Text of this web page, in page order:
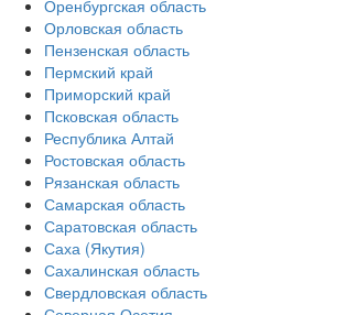
Оренбургская область
Орловская область
Пензенская область
Пермский край
Приморский край
Псковская область
Республика Алтай
Ростовская область
Рязанская область
Самарская область
Саратовская область
Саха (Якутия)
Сахалинская область
Свердловская область